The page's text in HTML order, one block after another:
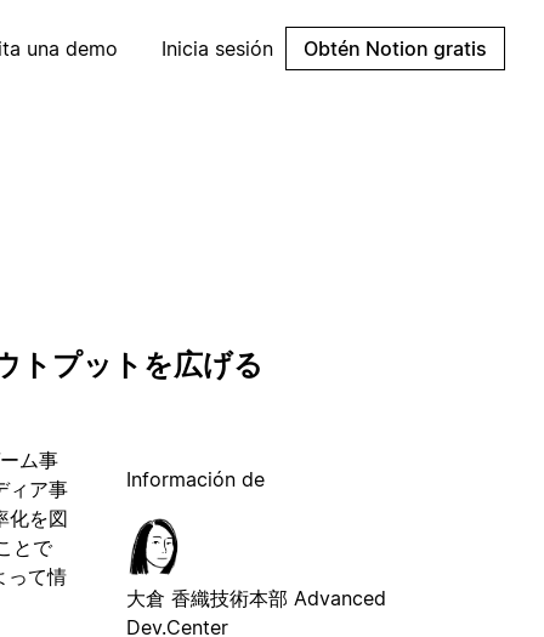
una demo Inicia sesión Obtén Notion gratis
トプットを広げる
ム事
ィア事
化を図
とで
って情
Información de
大倉 香織技術本部 Advanced
Dev.Center